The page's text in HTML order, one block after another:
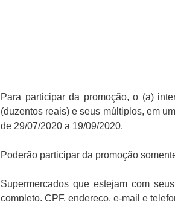
Para participar da promoção, o (a)
(duzentos reais) e seus múltiplos, em
de 29/07/2020 a 19/09/2020.
Poderão participar da promoção
Supermercados que estejam com
completo, CPF, endereço, e-mail e